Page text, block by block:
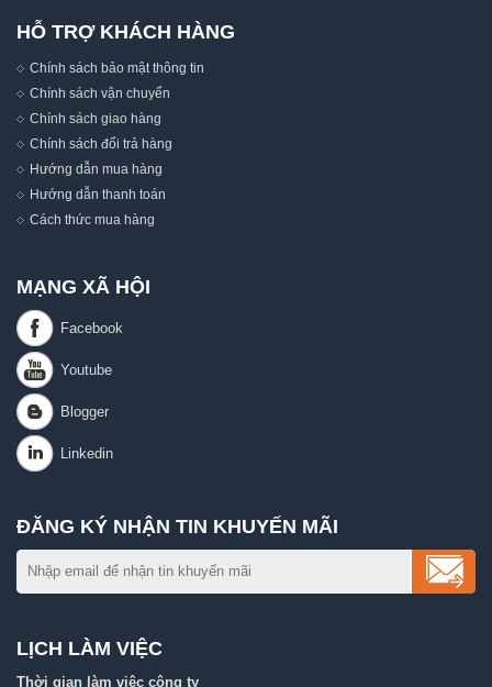
HỖ TRỢ KHÁCH HÀNG
Chính sách bảo mật thông tin
Chính sách vận chuyển
Chính sách giao hàng
Chính sách đổi trả hàng
Hướng dẫn mua hàng
Hướng dẫn thanh toán
Cách thức mua hàng
MẠNG XÃ HỘI
ĐĂNG KÝ NHẬN TIN KHUYẾN MÃI
LỊCH LÀM VIỆC
Thời gian làm việc công ty